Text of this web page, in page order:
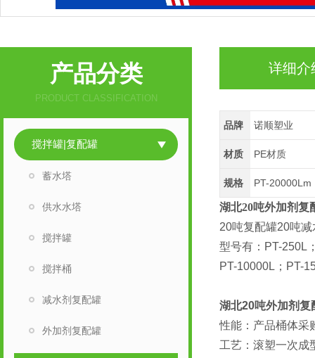
产品分类
PRODUCT CLASSIFICATION
搅拌罐|复配罐
蓄水塔
供水水塔
搅拌罐
搅拌桶
减水剂复配罐
外加剂复配罐
详细介
品牌 诺顺塑业
材质 PE材质
规格 PT-20000Lm
湖北20吨外加剂复
20吨复配罐20吨
型号有：PT-250L
PT-10000L；PT-
湖北20吨外加剂复
性能：产品桶体采
工艺：滚塑一次成